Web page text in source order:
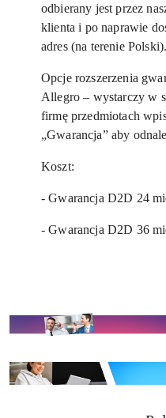
odbierany jest przez
klienta i po naprawie
adres (na terenie Polski).
Opcje rozszerzenia
Allegro – wystarczy w
firmę przedmiotach
„Gwarancja” aby
Koszt:
- Gwarancja D2D 24
- Gwarancja D2D 36